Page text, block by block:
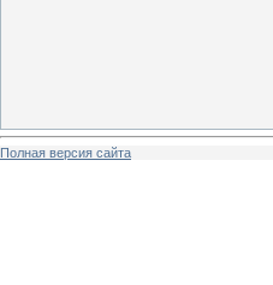
Полная версия сайта